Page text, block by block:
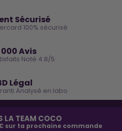
Sécurisé
100% sécurisé
000 Avis
Noté 4.8/5
Légal
Analysé en labo
LA TEAM COCO
sur ta prochaine commande